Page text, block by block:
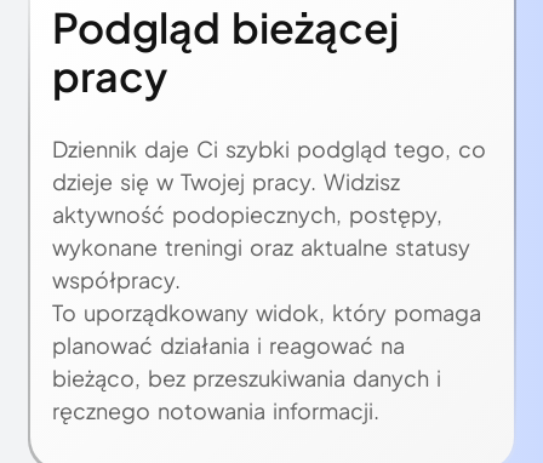
Podgląd bieżącej
pracy
Dziennik daje Ci szybki podgląd tego, co
dzieje się w Twojej pracy. Widzisz
aktywność podopiecznych, postępy,
wykonane treningi oraz aktualne statusy
współpracy.
To uporządkowany widok, który pomaga
planować działania i reagować na
bieżąco, bez przeszukiwania danych i
ręcznego notowania informacji.